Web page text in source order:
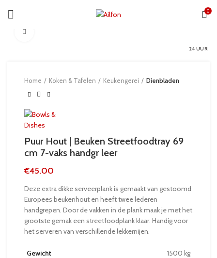
0
24 UUR
Home Koken & Tafelen Keukengerei Dienbladen
Puur Hout | Beuken Streetfoodtray 69
cm 7-vaks handgr leer
€45.00
Deze extra dikke serveerplank is gemaakt van gestoomd
Europees beukenhout en heeft twee lederen
handgrepen. Door de vakken in de plank maak je met het
grootste gemak een streetfoodplank klaar. Handig voor
het serveren van verschillende lekkernijen.
Gewicht
1500 kg